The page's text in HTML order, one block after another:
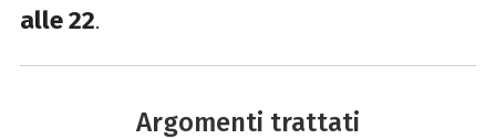
alle 22.
Argomenti trattati